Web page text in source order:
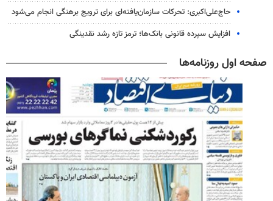
حاج‌علی‌اکبری: تحرکات سازمان‌یافته‌ای برای ترویج برهنگی انجام می‌شود
افزایش سپرده قانونی بانک‌ها؛ ترمز تازه رشد نقدینگی
صفحه اول روزنامه‌ها